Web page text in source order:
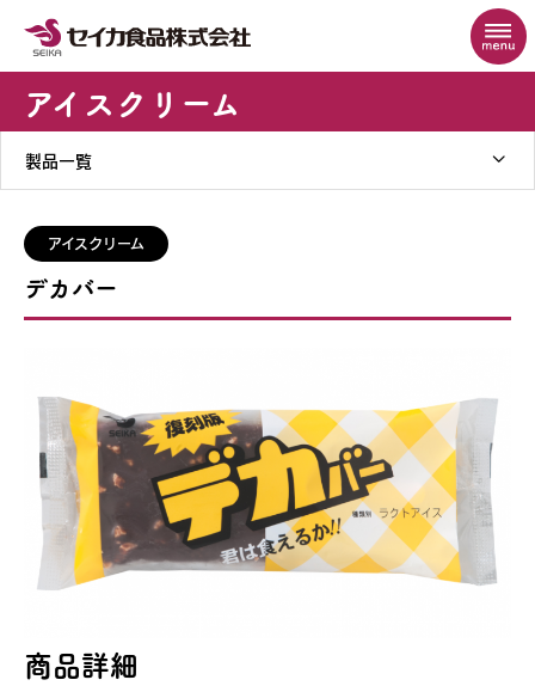
アイスクリーム
製品一覧
アイスクリーム
デカバー
商品詳細